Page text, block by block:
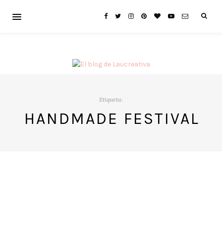
Etiqueta:
HANDMADE FESTIVAL